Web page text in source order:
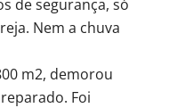
de segurança, só
Nem a chuva
m2, demorou
Foi